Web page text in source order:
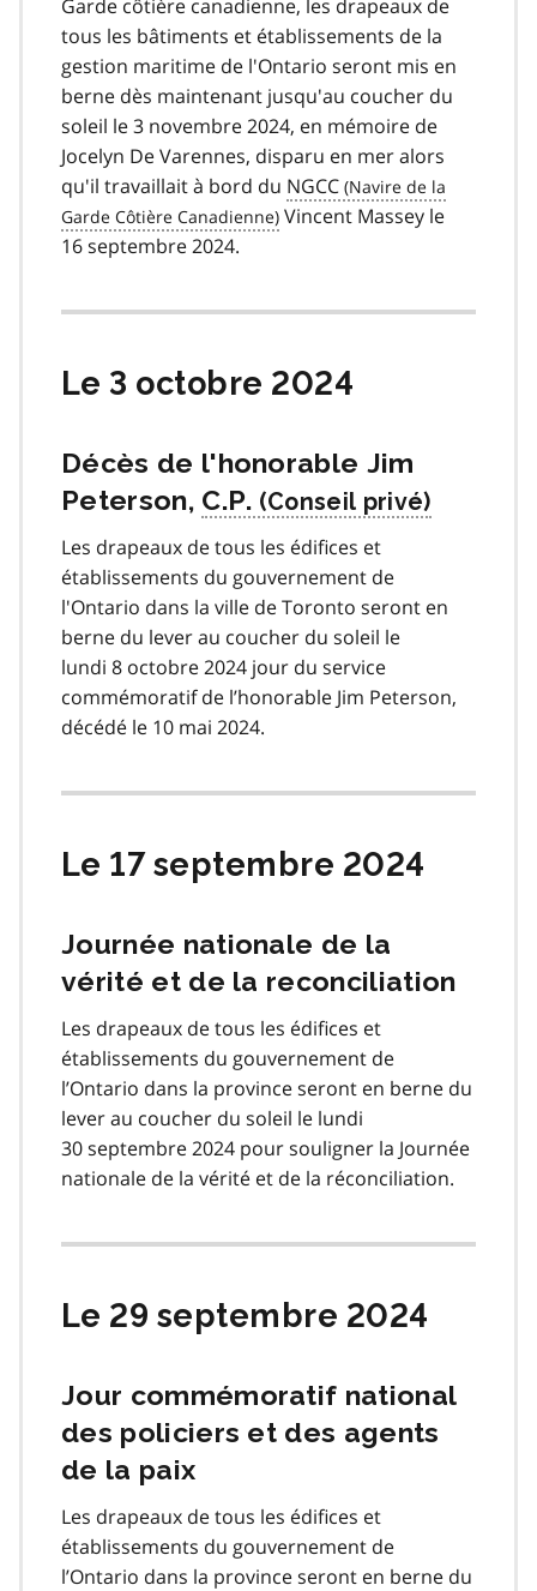
Garde côtière canadienne, les drapeaux de
tous les bâtiments et établissements de la
gestion maritime de l'Ontario seront mis en
berne dès maintenant jusqu'au coucher du
soleil le 3 novembre 2024, en mémoire de
Jocelyn De Varennes, disparu en mer alors
qu'il travaillait à bord du NGCC
Vincent Massey le
16 septembre 2024.
Le 3 octobre 2024
Décès de l'honorable Jim
Peterson, C.P.
Les drapeaux de tous les édifices et
établissements du gouvernement de
l'Ontario dans la ville de Toronto seront en
berne du lever au coucher du soleil le
lundi 8 octobre 2024 jour du service
commémoratif de l’honorable Jim Peterson,
décédé le 10 mai 2024.
Le 17 septembre 2024
Journée nationale de la
vérité et de la reconciliation
Les drapeaux de tous les édifices et
établissements du gouvernement de
l’Ontario dans la province seront en berne du
lever au coucher du soleil le lundi
30 septembre 2024 pour souligner la Journée
nationale de la vérité et de la réconciliation.
Le 29 septembre 2024
Jour commémoratif national
des policiers et des agents
de la paix
Les drapeaux de tous les édifices et
établissements du gouvernement de
l’Ontario dans la province seront en berne du